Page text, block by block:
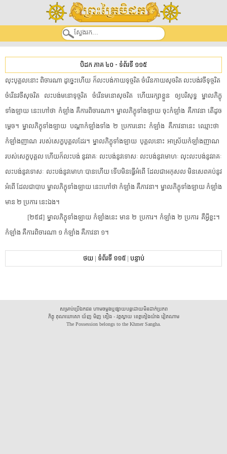
បិដក ភាគ ៤០ - ទំព័រទី ១១៥
​លុះ​បុគ្គល​នោះ​ ​ពិចារណា​ ​ដូច្នេះហើយ​ ​ក៏​លះបង់​កាយទុច្ចរិត​ ​ចំរើន​កាយសុចរិត​ ​លះបង់​វចីទុច្ចរិត​ ​
ចំរើន​វចីសុចរិត​ ​លះបង់​មនោ​ទុច្ចរិត​ ​ចំរើន​មនោសុចរិត​ ​ហើយ​រក្សាខ្លួន​ ​ឲ្យ​បរិសុទ្ធ​ ​ម្នាល​ភិក្ខុ​
ទាំងឡាយ​ ​នេះ​ហៅថា​ ​កំឡាំង​ ​គឺ​ការពិចារណា​។​ ​ម្នាល​ភិក្ខុ​ទាំងឡាយ​ ​ចុះ​កំឡាំង​ ​គឺ​ភាវនា​ ​តើ​ដូច
ម្តេច​។​ ​ម្នាល​ភិក្ខុ​ទាំងឡាយ​ ​បណ្តា​កំឡាំង​ទាំង​ ​២​ ​ប្រការ​នោះ​ ​កំឡាំង​ ​គឺ​ភាវនា​នេះ​ ​ឈ្មោះថា​ ​
កំឡាំង​ញាណ​ ​របស់​សេក្ខបុគ្គល​ដែរ​។​ ​ម្នាល​ភិក្ខុ​ទាំងឡាយ​ ​បុគ្គល​នោះ​ ​អាស្រ័យ​កំឡាំង​ញាណ​ ​
របស់​សេក្ខបុគ្គល​ ​ហើយក៏​លះបង់​ ​នូវ​រាគៈ​ ​លះបង់​នូវ​ទោសៈ​ ​លះបង់​នូវ​មោហៈ​ ​លុះ​លះបង់​នូវ​រាគៈ​
​លះបង់​នូវ​ទោសៈ​ ​លះបង់​នូវ​មោហៈ​បាន​ហើយ​ ​ទើប​មិន​ធ្វើអំពើ​ ​ដែល​ជាអកុសល​ ​មិន​សេពគប់​នូវ​
អំពើ​ ​ដែល​ជា​បាប​ ​ម្នាល​ភិក្ខុ​ទាំងឡាយ​ ​នេះ​ហៅថា​ ​កំឡាំង​ ​គឺ​ភាវនា​។​ ​ម្នាល​ភិក្ខុ​ទាំងឡាយ​ ​កំឡាំង​
​មាន​ ​២​ ​ប្រការ​ ​នេះឯង​។​ ​
​[​២៥៨​]​ ​ម្នាល​ភិក្ខុ​ទាំងឡាយ​ ​កំឡាំង​នេះ​ ​មាន​ ​២​ ​ប្រការ​។​ ​កំឡាំង​ ​២​ ​ប្រការ​ ​គឺ​អី្វ​ខ្លះ​។​ ​
កំឡាំង​ ​គឺ​ការពិចារណា​ ​១​ ​កំឡាំង​ ​គឺ​ភាវនា​ ​១​។​ ​
ថយ| ទំព័រទី ១១៥| បន្ទាប់
សម្រាប់ប្រើឯកជន ហាមចម្លងឬផ្សាយបន្តដោយមិនដាក់ប្រភព
ភិក្ខុ គុណឃោសោ យ័ញ មិញ គឿង - វត្តស្វាយ ខេត្តគៀងយ៉ាង វៀតណាម
The Possession belongs to the Khmer Sangha.